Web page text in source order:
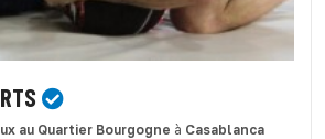
au Quartier Bourgogne à Casablanca